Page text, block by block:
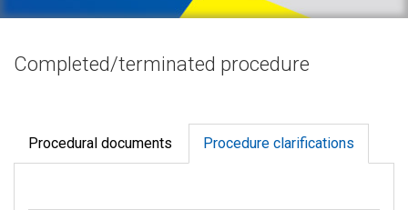
Completed/terminated procedure
Procedural documents Procedure clarifications